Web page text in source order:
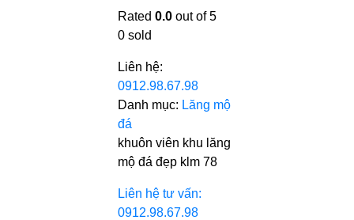
Rated 0.0 out of 5
0 sold
Liên hệ:
0912.98.67.98
Danh mục: Lăng mộ
đá
khuôn viên khu lăng
mộ đá đẹp klm 78
Liên hệ tư vấn:
0912.98.67.98